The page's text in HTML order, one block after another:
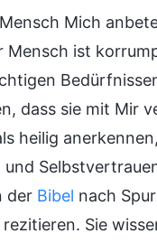
Mich
ist
dass sie mit Mir
heilig
der Bibel nach
Sie